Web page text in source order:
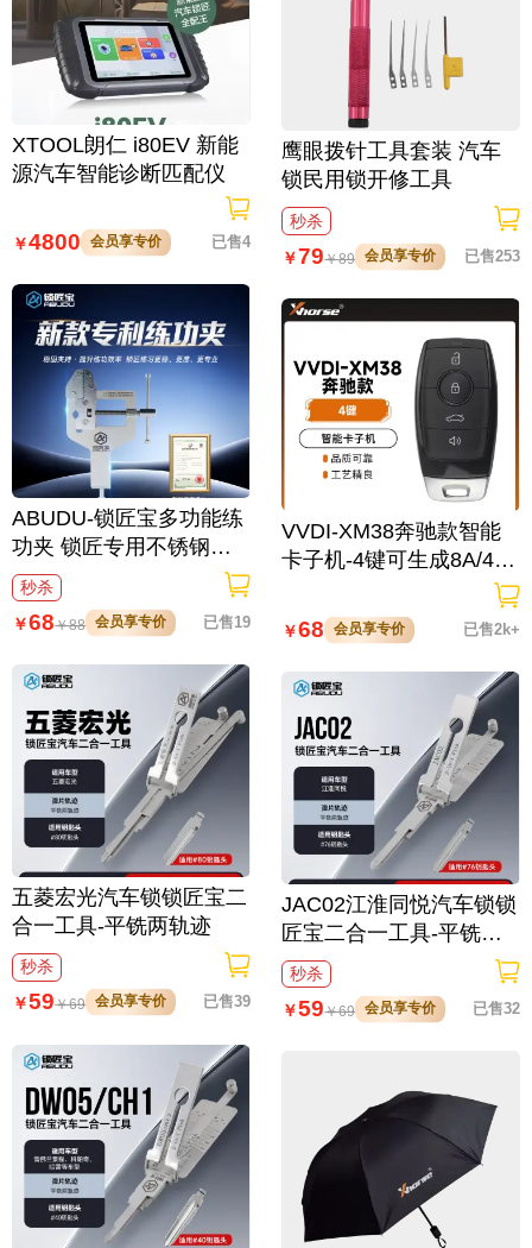
XTOOL朗仁 i80EV 新能
源汽车智能诊断匹配仪
￥4800 会员享专价 已售4
ABUDU-锁匠宝多功能练
功夹 锁匠专用不锈钢练
功夹 锁具架子
秒杀
￥68￥88 会员享专价 已售19
五菱宏光汽车锁锁匠宝二
合一工具-平铣两轨迹
秒杀
￥59￥69 会员享专价 已售39
鹰眼拨针工具套装 汽车
锁民用锁开修工具
秒杀
￥79￥89 会员享专价 已售253
VVDI-XM38奔驰款智能
卡子机-4键可生成8A/4D/
46/47/49/4A/MQB48/MQ
B49等
￥68 会员享专价 已售2k+
JAC02江淮同悦汽车锁锁
匠宝二合一工具-平铣两
轨迹
秒杀
￥59￥69 会员享专价 已售32